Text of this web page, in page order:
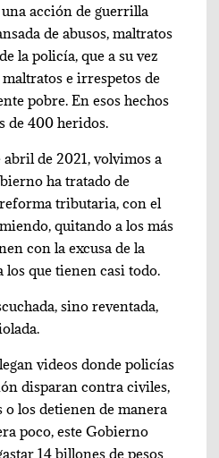
acción de guerrilla
de abusos, maltratos
la policía, que a su vez
e irrespetos de
pobre. En esos hechos
de 400 heridos.
abril de 2021, volvimos a
ha tratado de
tributaria, con el
quitando a los más
con la excusa de la
que tienen casi todo.
sino reventada,
videos donde policías
disparan contra civiles,
los detienen de manera
poco, este Gobierno
14 billones de pesos